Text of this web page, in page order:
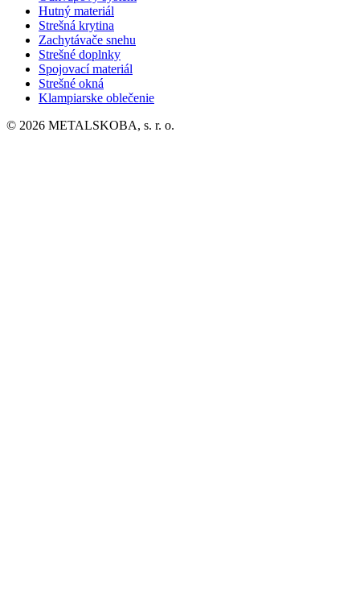
Hutný materiál
Strešná krytina
Zachytávače snehu
Strešné doplnky
Spojovací materiál
Strešné okná
Klampiarske oblečenie
© 2026 METALSKOBA, s. r. o.